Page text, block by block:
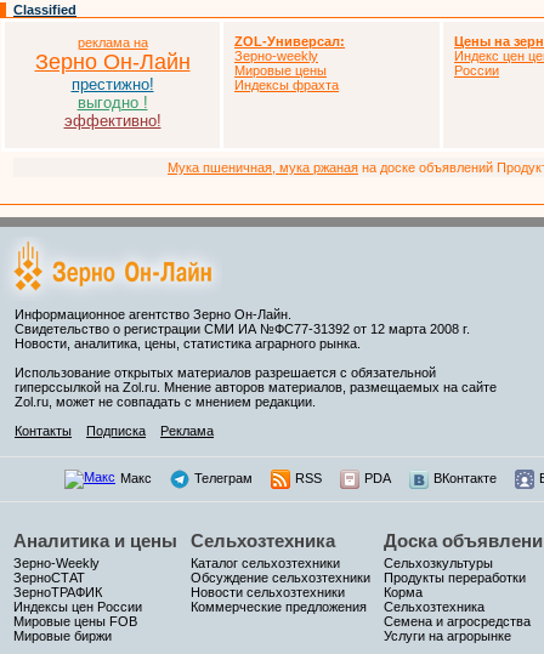
Classified
реклама на
Зерно Он-Лайн
престижно!
выгодно !
эффективно!
ZOL-Универсал:
Зерно-weekly
Мировые цены
Индексы фрахта
Цены на
Индекс цен
России
Мука пшеничная, мука ржаная на доске объявлений
Информационное агентство Зерно Он-Лайн.
Свидетельство о регистрации СМИ ИА №ФС77-31392 от 12 марта 2008 г.
Новости, аналитика, цены, статистика аграрного рынка.
Использование открытых материалов разрешается с обязательной
гиперссылкой на Zol.ru. Мнение авторов материалов, размещаемых на сайте
Zol.ru, может не совпадать с мнением редакции.
Контакты
Подписка Реклама
Макс Телеграм RSS PDA ВКонтакте
Аналитика и цены
Зерно-Weekly
ЗерноСТАТ
ЗерноТРАФИК
Индексы цен России
Мировые цены FOB
Мировые биржи
Сельхозтехника
Каталог сельхозтехники
Обсуждение сельхозтехники
Новости сельхозтехники
Коммерческие предложения
Доска
Сельхозкультуры
Продукты переработки
Корма
Сельхозтехника
Семена и агросредства
Услуги на агрорынке